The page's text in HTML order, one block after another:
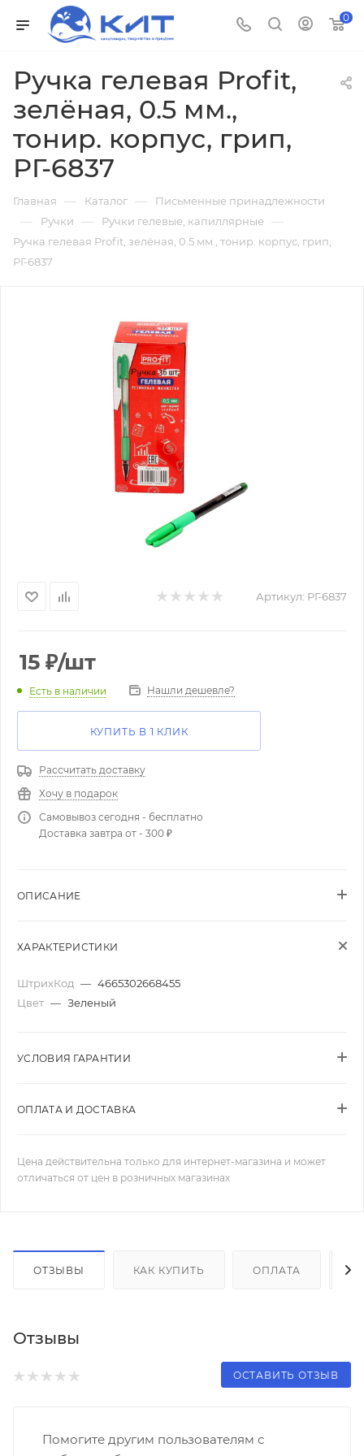
0
Ручка гелевая Profit,
зелёная, 0.5 мм.,
тонир. корпус, грип,
РГ-6837
Главная — Каталог — Письменные принадлежности
— Ручки — Ручки гелевые, капиллярные —
Ручка гелевая Profit, зелёная, 0.5 мм., тонир. корпус, грип,
РГ-6837
Артикул: РГ-6837
15 ₽/шт
Есть в наличии Нашли дешевле?
КУПИТЬ В 1 КЛИК
Рассчитать доставку
Хочу в подарок
Самовывоз сегодня - бесплатно
Доставка завтра от - 300 ₽
ОПИСАНИЕ
ХАРАКТЕРИСТИКИ
ШтрихКод — 4665302668455
Цвет — Зеленый
УСЛОВИЯ ГАРАНТИИ
ОПЛАТА И ДОСТАВКА
Цена действительна только для интернет-магазина и может
отличаться от цен в розничных магазинах
ОТЗЫВЫ КАК КУПИТЬ ОПЛАТА
Отзывы
ОСТАВИТЬ ОТЗЫВ
Помогите другим пользователям с